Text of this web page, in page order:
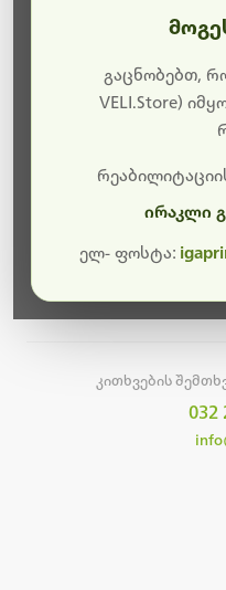
ბოდიშს გიხდით
მიმდინარეობს
მალე ისევ
კითხვების
032
გაცნობებთ,
VELI.Store)
ირაკლი
ელ- ფოსტა: